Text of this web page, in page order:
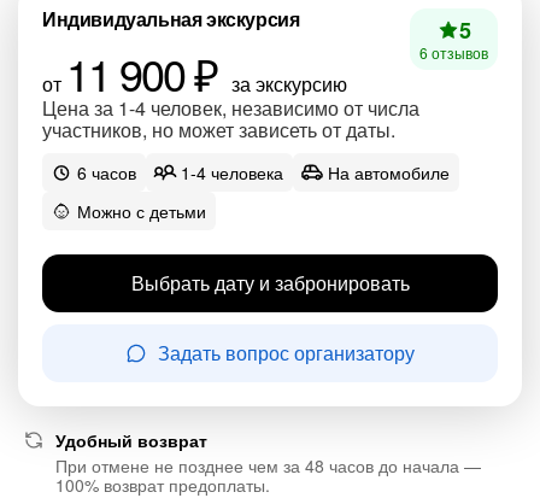
Индивидуальная экскурсия
от 11 900 ₽ за экскурсию
Цена за 1-4 человек, независимо от числа
участников, но может зависеть от даты.
5
6 отзывов
6 часов 1-4 человека
На автомобиле
Можно с детьми
Выбрать дату и забронировать
Задать вопрос организатору
Удобный возврат
При отмене не позднее чем за 48 часов до начала —
100% возврат предоплаты.